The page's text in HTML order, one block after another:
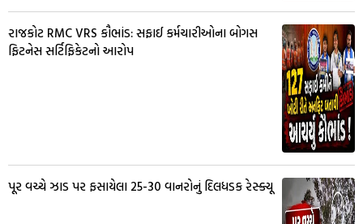
રાજકોટ RMC VRS કૌભાંડ: સફાઈ કર્મચારીઓના બોગસ
ફિટનેસ સર્ટિફિકેટનો આરોપ
પૂર વચ્ચે ઝાડ પર ફસાયેલા 25-30 વાનરોનું દિલધડક રેસ્ક્યૂ